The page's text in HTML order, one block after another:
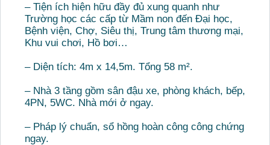
– Tiện ích hiện hữu đầy đủ xung quanh như
Trường học các cấp từ Mầm non đến Đại học,
Bệnh viện, Chợ, Siêu thị, Trung tâm thương mại,
Khu vui chơi, Hồ bơi…
– Diện tích: 4m x 14,5m. Tổng 58 m².
– Nhà 3 tầng gồm sân đậu xe, phòng khách, bếp,
4PN, 5WC. Nhà mới ở ngay.
– Pháp lý chuẩn, sổ hồng hoàn công công chứng
ngay.